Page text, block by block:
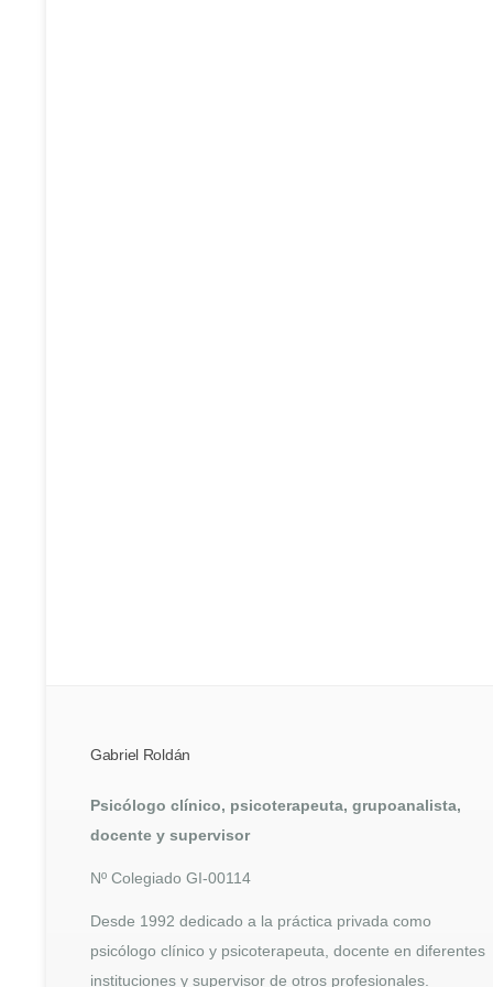
Gabriel Roldán
Psicólogo clínico, psicoterapeuta, grupoanalista,
docente y supervisor
Nº Colegiado GI-00114
Desde 1992 dedicado a la práctica privada como
psicólogo clínico y psicoterapeuta, docente en diferentes
instituciones y supervisor de otros profesionales.